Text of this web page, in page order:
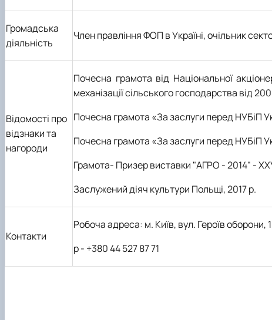
Громадська
діяльність
Член правління ФОП в Україні, очільник
Відомості про
відзнаки та
нагороди
Почесна грамота від Національної
механізації сільського господарства від
Почесна грамота «За заслуги перед НУБіП
Почесна грамота «За заслуги перед НУБіП
Грамота- Призер виставки "АГРО - 2014" -
Заслужений діяч культури Польщі, 2017 р.
Контакти
Робоча адреса: м. Київ, вул. Героїв
р - +380 44 527 87 71